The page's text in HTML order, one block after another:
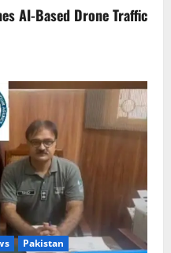
AI-Based Drone Traffic
Pakistan